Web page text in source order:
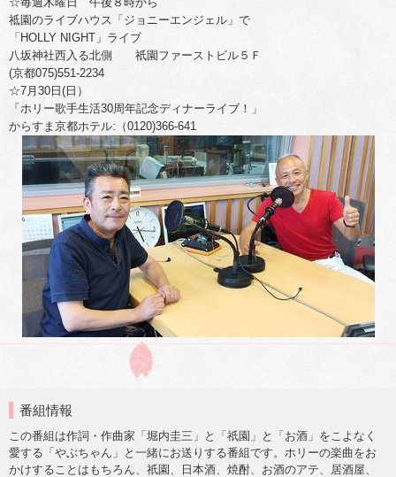
祗園のライブハウス「ジョニーエンジェル」で
「HOLLY NIGHT」ライブ
八坂神社西入る北側 祇園ファーストビル５Ｆ
(京都075)551-2234
☆7月30日(日）
「ホリー歌手生活30周年記念ディナーライブ！」
からすま京都ホテル:（0120)366-641
番組情報
この番組は作詞・作曲家「堀内圭三」と「祇園」と「お酒」をこよなく
愛する「やぶちゃん」と一緒にお送りする番組です。ホリーの楽曲をお
かけすることはもちろん、祇園、日本酒、焼酎、お酒のアテ、居酒屋、